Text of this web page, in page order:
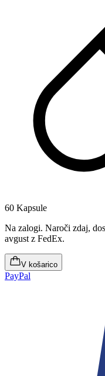
60 Kapsule
Na zalogi. Naroči zdaj,
avgust z FedEx.
V košarico
PayPal